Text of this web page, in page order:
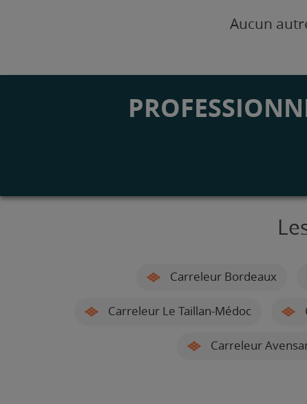
Aucun
Carreleur Bordeaux
Carreleur Le Taillan-Médoc
Carreleur